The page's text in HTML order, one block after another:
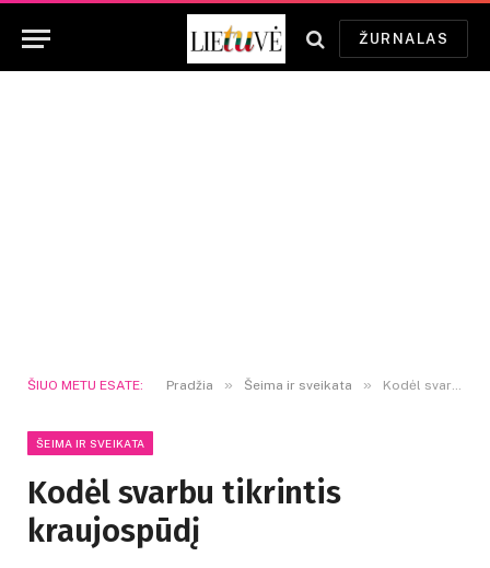
ŽURNALAS
ŠIUO METU ESATE: Pradžia » Šeima ir sveikata » Kodėl svarbu tikrintis kraujospūdį
ŠEIMA IR SVEIKATA
Kodėl svarbu tikrintis
kraujospūdį